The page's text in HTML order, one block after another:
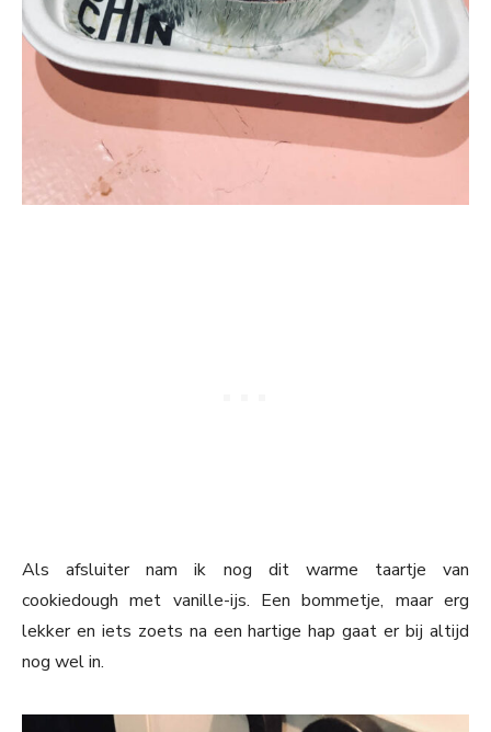
Als afsluiter nam ik nog dit warme taartje van
cookiedough met vanille-ijs. Een bommetje, maar erg
lekker en iets zoets na een hartige hap gaat er bij altijd
nog wel in.